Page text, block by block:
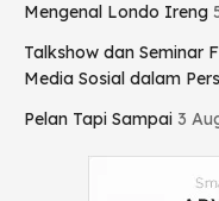
Mengenal Londo Ireng
Talkshow dan Seminar
Media Sosial dalam
Pelan Tapi Sampai 3